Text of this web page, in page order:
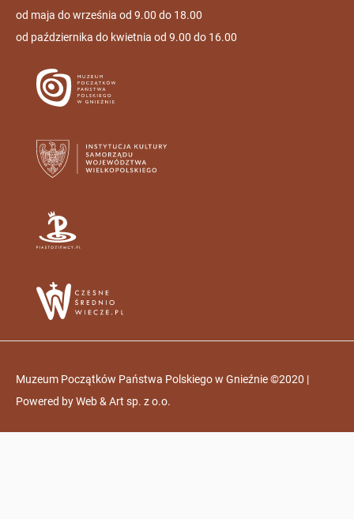
od maja do września od 9.00 do 18.00
od października do kwietnia od 9.00 do 16.00
Muzeum Początków Państwa Polskiego w Gnieźnie ©2020 |
Powered byWeb & Art sp. z o.o.